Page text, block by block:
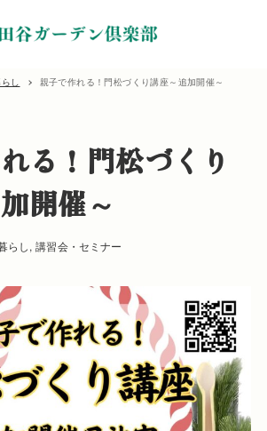
し 親子で作れる！門松づくり講座～追加開催～
る！門松づくり
開催～
らし 講習会・セミナー